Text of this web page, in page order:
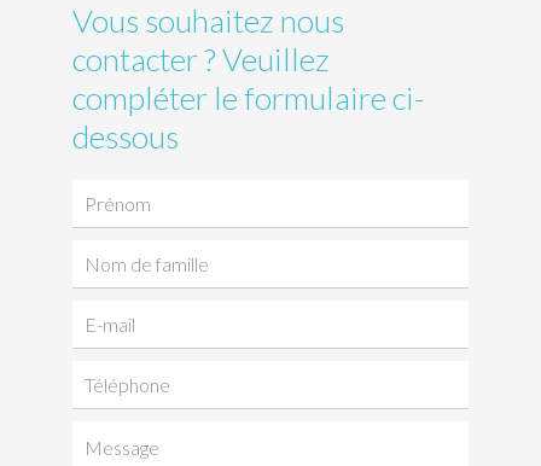
Vous souhaitez nous
contacter ? Veuillez
compléter le formulaire ci-
dessous